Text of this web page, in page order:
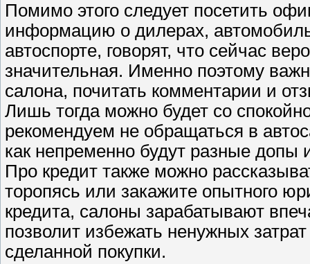
Помимо этого следует посетить
информацию о дилерах,
автоспорте, говорят, что сейчас
значительная. Именно поэтому
салона, почитать комментарии и
Лишь тогда можно будет со
рекомендуем не обращаться в
как непременно будут разные
Про кредит также можно
торопясь или закажите опытного
кредита, салоны зарабатывают
позволит избежать ненужных
сделанной покупки.